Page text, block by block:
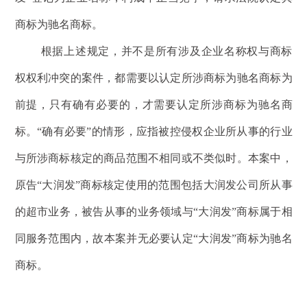
商标为驰名商标。
根据上述规定，并不是所有涉及企业名称权与商标
权权利冲突的案件，都需要以认定所涉商标为驰名商标为
前提，只有确有必要的，才需要认定所涉商标为驰名商
标。“确有必要”的情形，应指被控侵权企业所从事的行业
与所涉商标核定的商品范围不相同或不类似时。本案中，
原告“大润发”商标核定使用的范围包括大润发公司所从事
的超市业务，被告从事的业务领域与“大润发”商标属于相
同服务范围内，故本案并无必要认定“大润发”商标为驰名
商标。